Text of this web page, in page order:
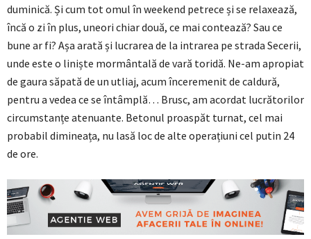
duminică. Și cum tot omul în weekend petrece și se relaxează,
încă o zi în plus, uneori chiar două, ce mai contează? Sau ce
bune ar fi? Așa arată și lucrarea de la intrarea pe strada Secerii,
unde este o liniște mormântală de vară toridă. Ne-am apropiat
de gaura săpată de un utliaj, acum înceremenit de caldură,
pentru a vedea ce se întâmplă… Brusc, am acordat lucrătorilor
circumstanțe atenuante. Betonul proaspăt turnat, cel mai
probabil dimineața, nu lasă loc de alte operațiuni cel putin 24
de ore.